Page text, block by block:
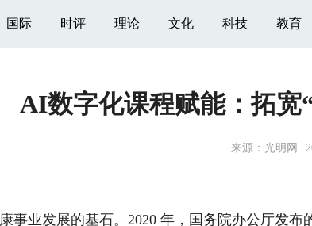
国际 时评 理论 文化 科技 教育
AI数字化课程赋能：拓宽
来源： 光明网
业发展的基石。2020 年，国务院办公厅发布